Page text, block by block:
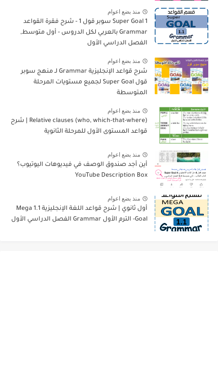
منذ بضع اعوام
Super Goal 1 سوبر قول 1 - شرح فقرة القواعد
Grammar بالعربي لكل الدروس - أول متوسط,
الفصل الدراسي الأول
منذ بضع اعوام
شرح قواعد الإنجليزية Grammar لـ منهج سوبر
قول Super Goal لجميع مستويات المرحلة
المتوسطة
منذ بضع اعوام
Relative clauses (who, which-that-where) | شرح
قواعد المستوى الأول للمرحلة الثانوية
منذ بضع اعوام
أين أجد صندوق الوصف في فيديوهات اليوتيوب؟
YouTube Description Box
منذ بضع اعوام
أول ثانوي | شرح قواعد اللغة الإنجليزية 1.1 Mega
Goal- الترم الأول Grammar الفصل الدراسي الأول